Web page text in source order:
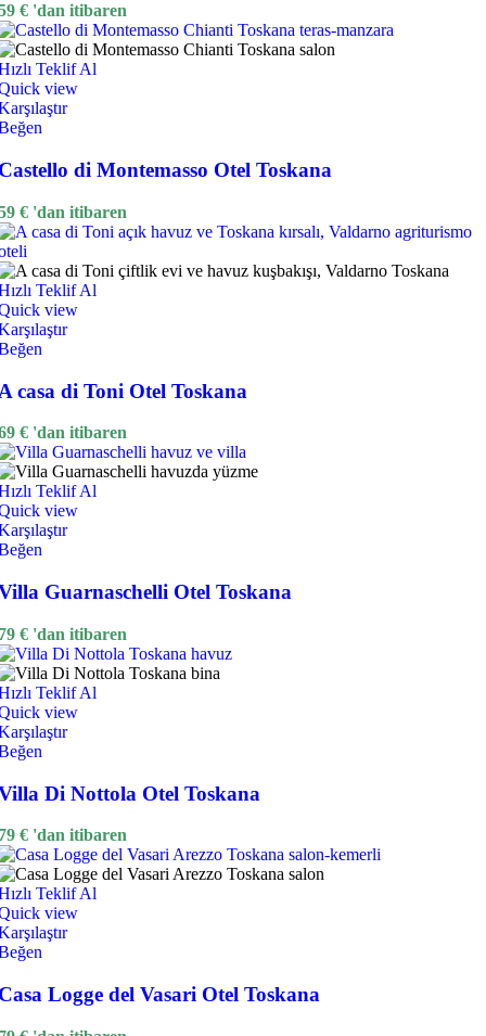
€ 'dan itibaren
Teklif Al
view
di Montemasso Otel Toskana
€ 'dan itibaren
Teklif Al
view
casa di Toni Otel Toskana
€ 'dan itibaren
Teklif Al
view
Guarnaschelli Otel Toskana
€ 'dan itibaren
Teklif Al
view
Di Nottola Otel Toskana
€ 'dan itibaren
Teklif Al
view
Logge del Vasari Otel Toskana